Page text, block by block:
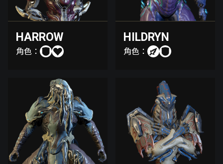
HARROW
角色：
HILDRYN
角色：